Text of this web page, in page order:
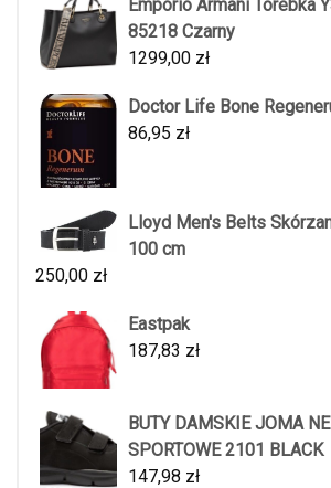
Emporio Armani Torebka
85218 Czarny
1299,00 zł
Doctor Life Bone
86,95 zł
Lloyd Men's Belts
100 cm
250,00 zł
Eastpak
187,83 zł
BUTY DAMSKIE JOMA
SPORTOWE 2101 BLACK
147,98 zł